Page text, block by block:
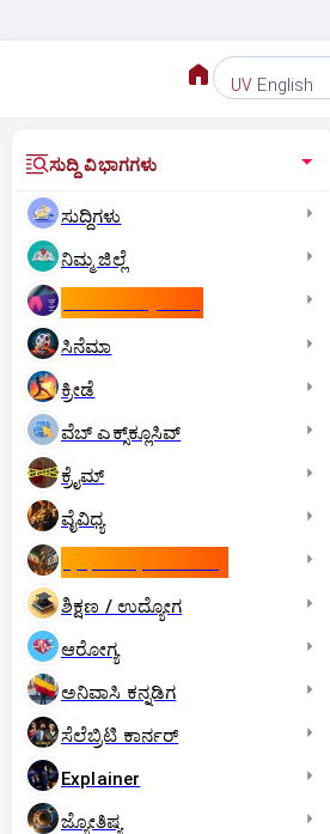
UV English
ಸುದ್ದಿ ವಿಭಾಗಗಳು
ಸುದ್ದಿಗಳು
ನಿಮ್ಮ ಜಿಲ್ಲೆ
ಸಿನೆಮಾ
ಕ್ರೀಡೆ
ವೆಬ್ ಎಕ್ಸ್‌ಕ್ಲೂಸಿವ್
ಕ್ರೈಮ್
ವೈವಿಧ್ಯ
ಶಿಕ್ಷಣ / ಉದ್ಯೋಗ
ಆರೋಗ್ಯ
ಅನಿವಾಸಿ ಕನ್ನಡಿಗ
ಸೆಲೆಬ್ರಿಟಿ ಕಾರ್ನರ್‌
Explainer
ಜ್ಯೋತಿಷ್ಯ